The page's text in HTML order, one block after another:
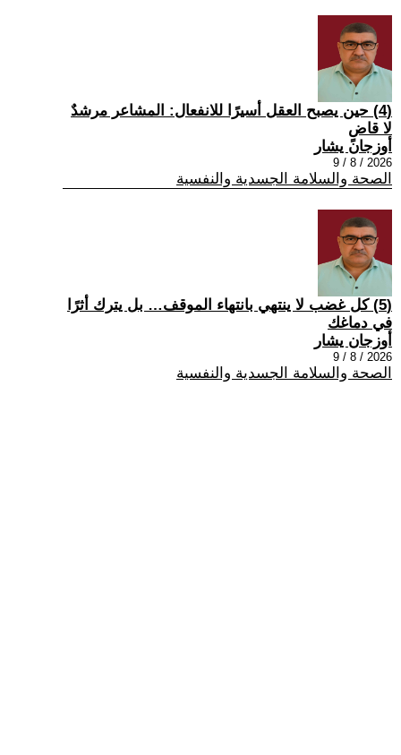
(4) حين يصبح العقل أسيرًا للانفعال: المشاعر مرشدٌ
لا قاضٍ
أوزجان يشار
2026 / 8 / 9
الصحة والسلامة الجسدية والنفسية
(5) كل غضب لا ينتهي بانتهاء الموقف… بل يترك أثرًا
في دماغك
أوزجان يشار
2026 / 8 / 9
الصحة والسلامة الجسدية والنفسية